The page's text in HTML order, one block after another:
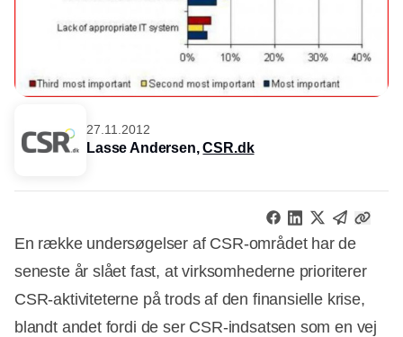
27.11.2012
Lasse Andersen,CSR.dk
En række undersøgelser af CSR-området har de
seneste år slået fast, at virksomhederne prioriterer
CSR-aktiviteterne på trods af den finansielle krise,
blandt andet fordi de ser CSR-indsatsen som en vej